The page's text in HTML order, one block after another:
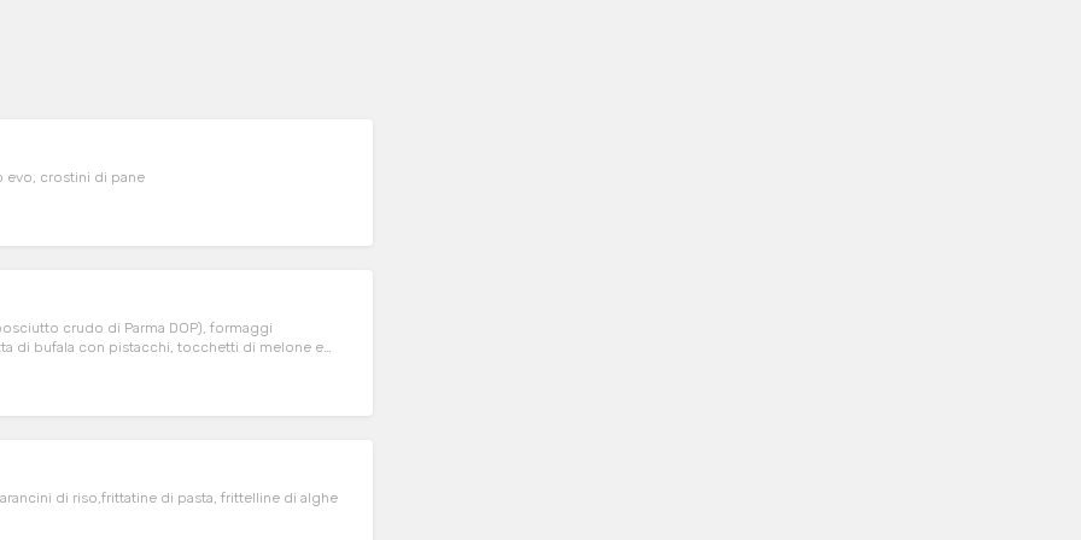
evo, crostini di pane
crudo di Parma DOP), formaggi
di bufala con pistacchi, tocchetti di melone e
di riso,frittatine di pasta, frittelline di alghe